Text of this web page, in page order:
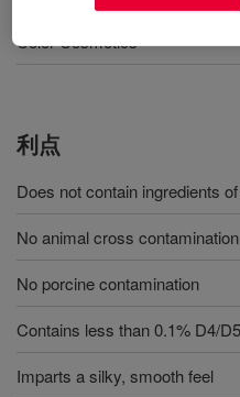
Color Cosmetics
利点
Does not contain ingredients
No animal cross contamination
No porcine contamination
Contains less than 0.1% D4/D5
Imparts a silky, smooth feel